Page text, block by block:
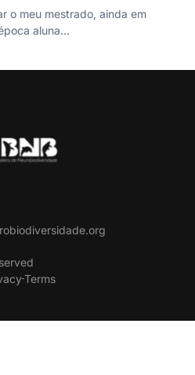
o meu mestrado, ainda em
aluna…
Terms